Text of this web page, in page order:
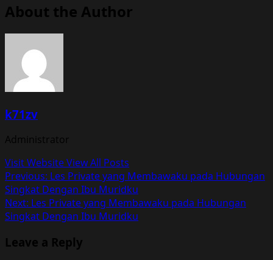
About the Author
k71zv
Administrator
Visit WebsiteView All Posts
Post
navigation
Previous: Les Private yang Membawaku pada Hubungan
Singkat Dengan Ibu Muridku
Next: Les Private yang Membawaku pada Hubungan
Singkat Dengan Ibu Muridku
Leave a Reply